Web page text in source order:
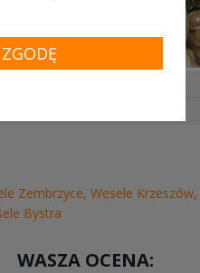
Zembrzyce, Wesele Krzeszów,
Bystra
WASZA OCENA: